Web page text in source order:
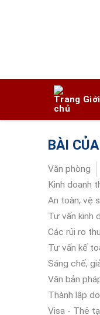
BÀI
Văn phòng
Kinh doanh
An toàn, vệ
Tư vấn kinh
Các rủi ro
Tư vấn kế
Sáng chế,
Văn bản
Thành lập
Visa - Thẻ